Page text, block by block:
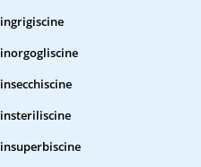
ingrigiscine
inorgogliscine
insecchiscine
insteriliscine
insuperbiscine